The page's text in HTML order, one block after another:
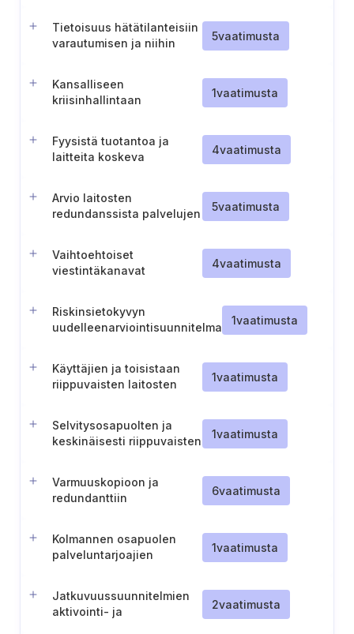
Tietoisuus hätätilanteisiin
varautumisen ja niihin
5vaatimusta
Kansalliseen
kriisinhallintaan
1vaatimusta
Fyysistä tuotantoa ja
laitteita koskeva
4vaatimusta
Arvio laitosten
redundanssista palvelujen
5vaatimusta
Vaihtoehtoiset
viestintäkanavat
4vaatimusta
Riskinsietokyvyn
uudelleenarviointisuunnitelma
1vaatimusta
Käyttäjien ja toisistaan
riippuvaisten laitosten
(arvopaperikeskus)
1vaatimusta
Selvitysosapuolten ja
keskinäisesti riippuvaisten
(keskusvastapuoli)
1vaatimusta
Varmuuskopioon ja
redundanttiin
6vaatimusta
Kolmannen osapuolen
palveluntarjoajien
1vaatimusta
Jatkuvuussuunnitelmien
aktivointi- ja
2vaatimusta